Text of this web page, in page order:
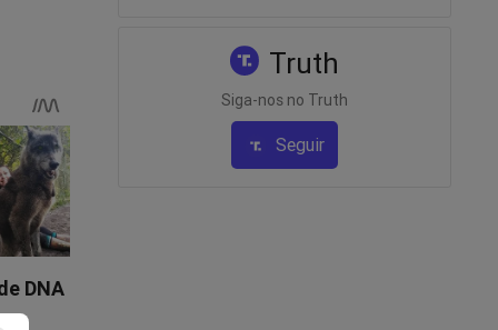
um
Truth
Siga-nos no Truth
Seguir